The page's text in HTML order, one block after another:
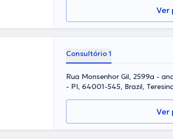
Ver
Consultório 1
Rua Monsenhor Gil, 2599a -
- PI, 64001-545, Brazil,
Ver